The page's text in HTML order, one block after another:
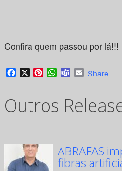
Confira quem passou por lá!!!
Facebook
X PinterestWhatsApp
TeamsEmail
Share
Outros
ABRAFAS
fibras